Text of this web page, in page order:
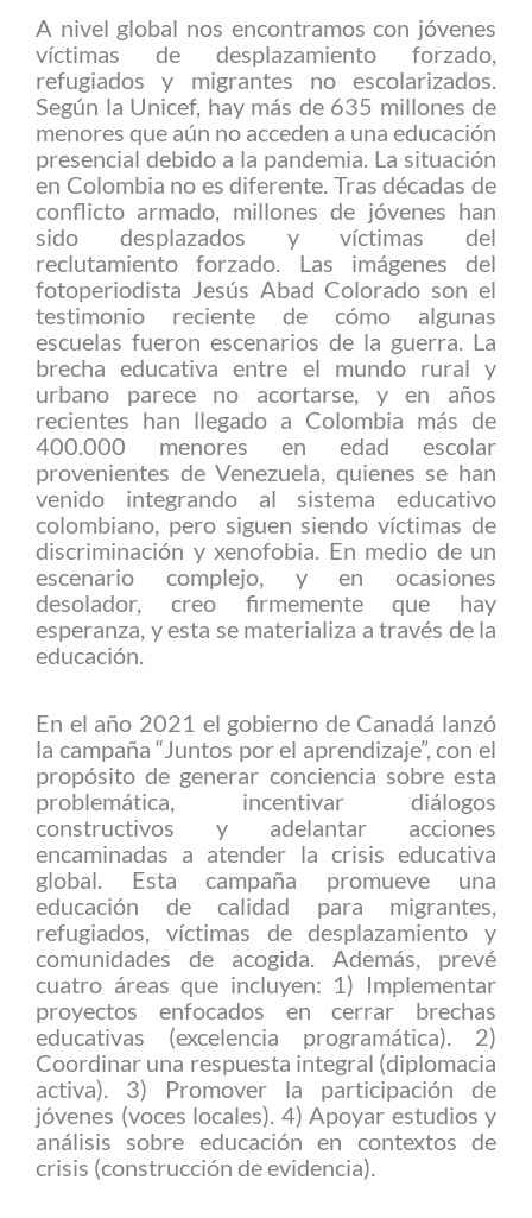
A nivel global nos encontramos con jóvenes
víctimas de desplazamiento forzado,
refugiados y migrantes no escolarizados.
Según la Unicef, hay más de 635 millones de
menores que aún no acceden a una educación
presencial debido a la pandemia. La situación
en Colombia no es diferente. Tras décadas de
conflicto armado, millones de jóvenes han
sido desplazados y víctimas del
reclutamiento forzado. Las imágenes del
fotoperiodista Jesús Abad Colorado son el
testimonio reciente de cómo algunas
escuelas fueron escenarios de la guerra. La
brecha educativa entre el mundo rural y
urbano parece no acortarse, y en años
recientes han llegado a Colombia más de
400.000 menores en edad escolar
provenientes de Venezuela, quienes se han
venido integrando al sistema educativo
colombiano, pero siguen siendo víctimas de
discriminación y xenofobia. En medio de un
escenario complejo, y en ocasiones
desolador, creo firmemente que hay
esperanza, y esta se materializa a través de la
educación.
En el año 2021 el gobierno de Canadá lanzó
la campaña “Juntos por el aprendizaje”, con el
propósito de generar conciencia sobre esta
problemática, incentivar diálogos
constructivos y adelantar acciones
encaminadas a atender la crisis educativa
global. Esta campaña promueve una
educación de calidad para migrantes,
refugiados, víctimas de desplazamiento y
comunidades de acogida. Además, prevé
cuatro áreas que incluyen: 1) Implementar
proyectos enfocados en cerrar brechas
educativas (excelencia programática). 2)
Coordinar una respuesta integral (diplomacia
activa). 3) Promover la participación de
jóvenes (voces locales). 4) Apoyar estudios y
análisis sobre educación en contextos de
crisis (construcción de evidencia).